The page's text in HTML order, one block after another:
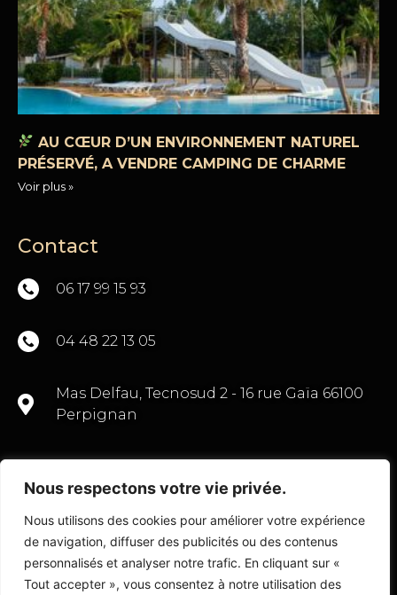
Nous respectons votre vie privée.
Nous utilisons des cookies pour améliorer votre expérience
de navigation, diffuser des publicités ou des contenus
personnalisés et analyser notre trafic. En cliquant sur «
Tout accepter », vous consentez à notre utilisation des
AU CŒUR D’UN ENVIRONNEMENT NATUREL
PRÉSERVÉ, A VENDRE CAMPING DE CHARME
Voir plus »
Contact
06 17 99 15 93
04 48 22 13 05
Mas Delfau, Tecnosud 2 - 16 rue Gaïa 66100
Perpignan
CONTACTEZ-NOUS